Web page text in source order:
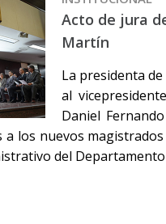
Acto de jura
Martín
La presidenta
al
Daniel
los nuevos
del Departamento